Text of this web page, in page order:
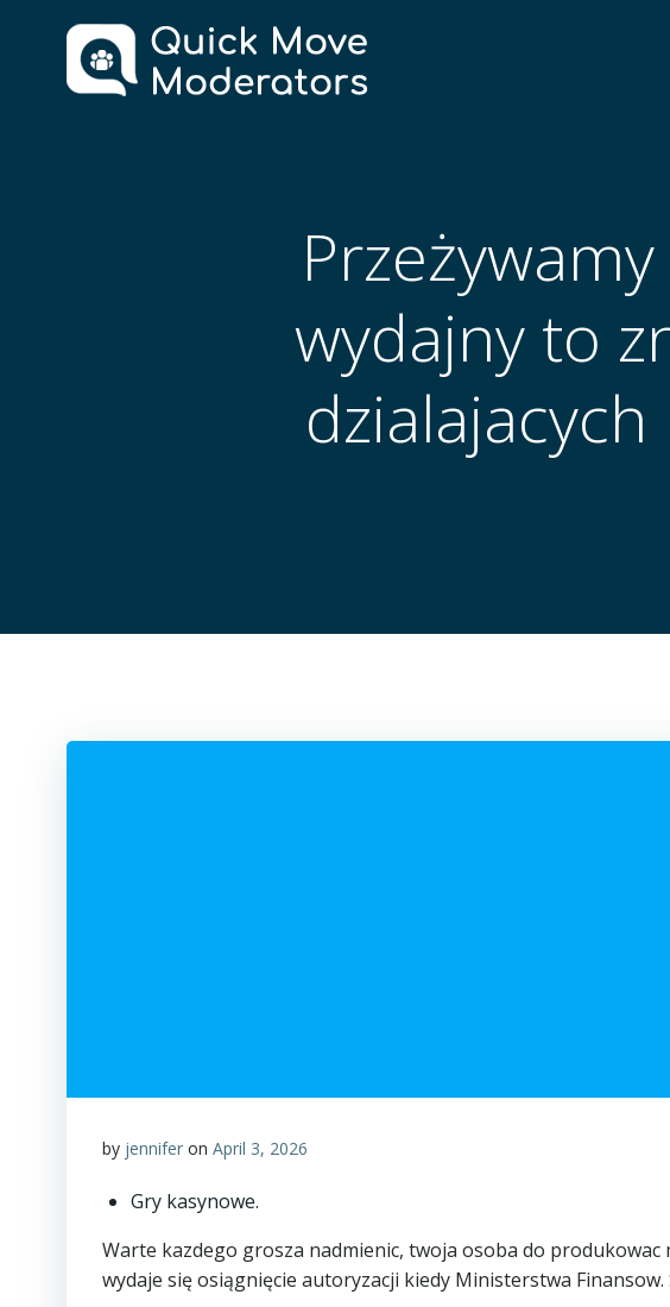
wydajny to
by jennifer on April 3, 2026
Gry kasynowe.
Warte kazdego grosza nadmienic, twoja osoba do
wydaje się osiągnięcie autoryzacji kiedy Ministerstwa